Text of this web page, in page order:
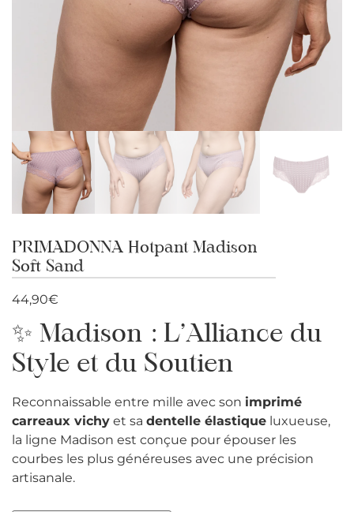
PRIMADONNA Hotpant Madison
Soft Sand
44,90€
✨ Madison : L’Alliance du
Style et du Soutien
Reconnaissable entre mille avec son imprimé
carreaux vichy et sa dentelle élastique luxueuse,
la ligne Madison est conçue pour épouser les
courbes les plus généreuses avec une précision
artisanale.